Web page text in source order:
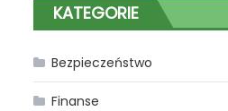
KATEGORIE
Bezpieczeństwo
Finanse